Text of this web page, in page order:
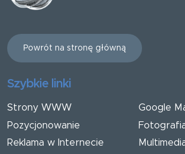
Powrót na stronę główną
Szybkie linki
Strony WWW
Pozycjonowanie
Reklama w Internecie
Google